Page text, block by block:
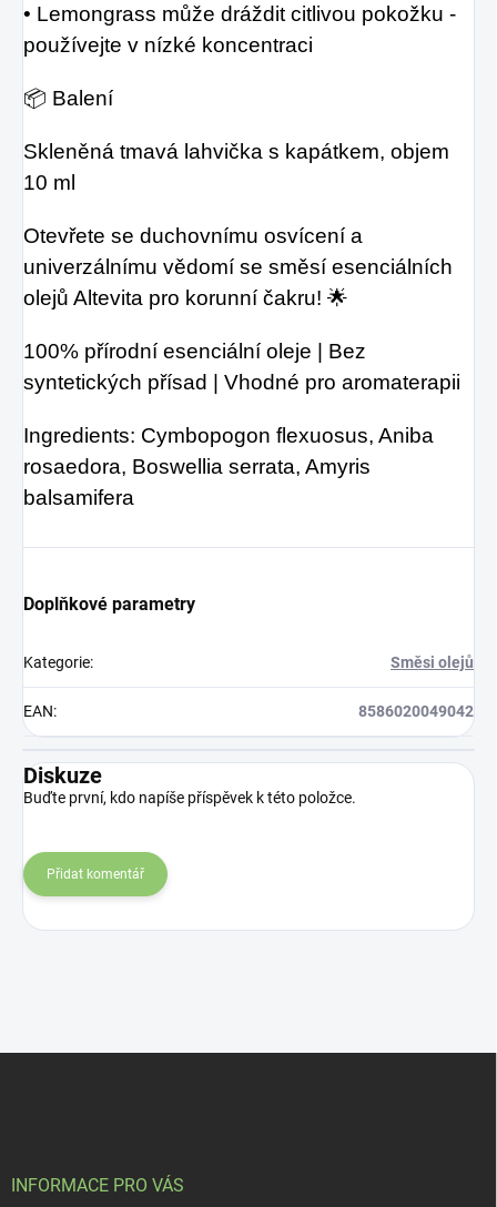
• Lemongrass může dráždit citlivou pokožku -
používejte v nízké koncentraci
📦 Balení
Skleněná tmavá lahvička s kapátkem, objem
10 ml
Otevřete se duchovnímu osvícení a
univerzálnímu vědomí se směsí esenciálních
olejů Altevita pro korunní čakru! 🌟
100% přírodní esenciální oleje | Bez
syntetických přísad | Vhodné pro aromaterapii
Ingredients: Cymbopogon flexuosus, Aniba
rosaedora, Boswellia serrata, Amyris
balsamifera
Doplňkové parametry
Kategorie: Směsi olejů
EAN: 8586020049042
Diskuze
Buďte první, kdo napíše příspěvek k této položce.
Přidat komentář
INFORMACE PRO VÁS